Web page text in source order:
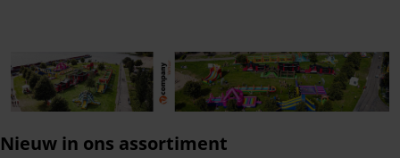
Nieuw in ons assortiment